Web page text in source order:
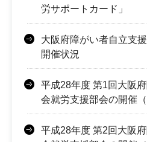
労サポートカード」
大阪府障がい者自立支
開催状況
平成28年度 第1回大阪
会就労支援部会の開催
平成28年度 第2回大阪